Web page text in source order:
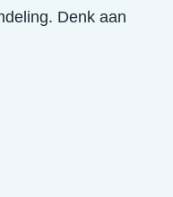
Denk aan